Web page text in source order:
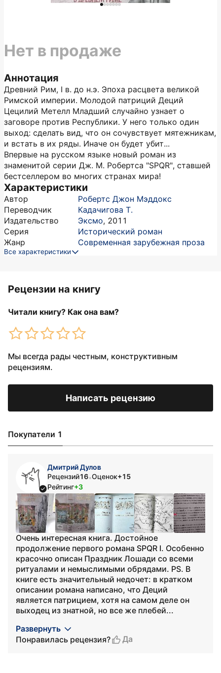
Аннотация
Древний Рим, I в. до н.э. Эпоха расцвета великой
Римской империи. Молодой патриций Деций
Цецилий Метелл Младший случайно узнает о
заговоре против Республики. У него только один
выход: сделать вид, что он сочувствует мятежникам,
и встать в их ряды. Иначе он будет убит...
Впервые на русском языке новый роман из
знаменитой серии Дж. М. Робертса "SPQR", ставшей
бестселлером во многих странах мира!
Характеристики
Автор
Робертс Джон Мэддокс
Переводчик
Кадачигова Т.
Издательство
Эксмо, 2011
Серия
Исторический роман
Жанр
Современная зарубежная проза
Все характеристики
Нет в продаже
Рецензии на книгу
Читали книгу? Как она вам?
Мы всегда рады честным, конструктивным
рецензиям.
Написать рецензию
Покупатели 1
Дмитрий Дулов
Рецензий16•Оценок+15
Рейтинг+3
Очень интересная книга. Достойное
продолжение первого романа SPQR I. Особенно
красочно описан Праздник Лошади со всеми
ритуалами и немыслимыми обрядами. PS. В
книге есть значительный недочет: в кратком
описании романа написано, что Деций
является патрицием, хотя на самом деле он
выходец из знатной, но все же плебей...
Развернуть
Понравилась рецензия?
Да